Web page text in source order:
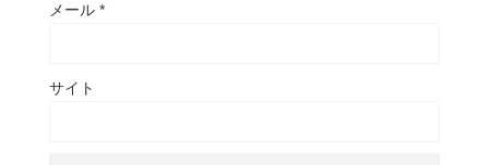
メール *
サイト